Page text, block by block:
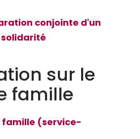
conjointe d'un
sur le
famille
famille (service-